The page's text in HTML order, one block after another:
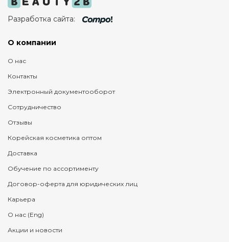
Разработка сайта:
О компании
О нас
Контакты
Электронный документооборот
Сотрудничество
Отзывы
Корейская косметика оптом
Доставка
Обучение по ассортименту
Договор-оферта для юридических лиц
Карьера
О нас (Eng)
Акции и новости